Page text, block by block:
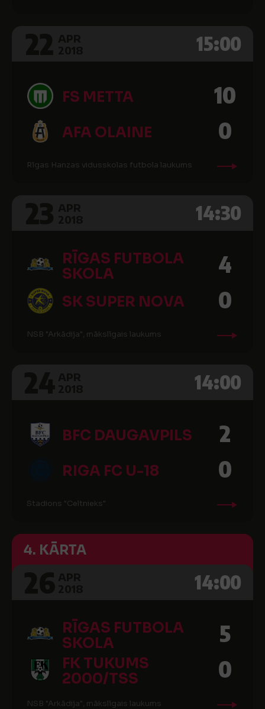
15:00
FS METTA 10
AFA OLAINE 0
Rīgas Hanzas vidusskolas futbola laukums
14:30
RĪGAS FUTBOLA
SKOLA
4
SK SUPER NOVA 0
NSB "Arkādija", mākslīgais laukums
14:00
BFC DAUGAVPILS 2
RIGA FC U-18 0
Stadions "Celtnieks"
4. KĀRTA
14:00
RĪGAS FUTBOLA
SKOLA
5
FK TUKUMS
2000/TSS
0
NSB "Arkādija", mākslīgais laukums